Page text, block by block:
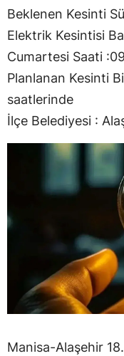
Beklenen Kesinti
Elektrik Kesintisi
Cumartesi Saati
Planlanan Kesinti
saatlerinde
İlçe Belediyesi :
Manisa-Alaşehir